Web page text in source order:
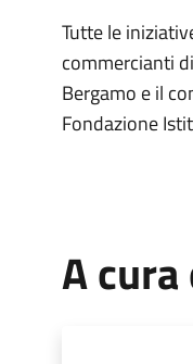
Tutte le
commercianti
Bergamo e il
Fondazione
A cura